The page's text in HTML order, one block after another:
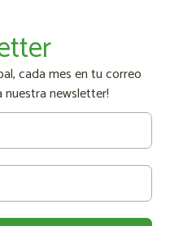
cada mes en tu correo
nuestra newsletter!